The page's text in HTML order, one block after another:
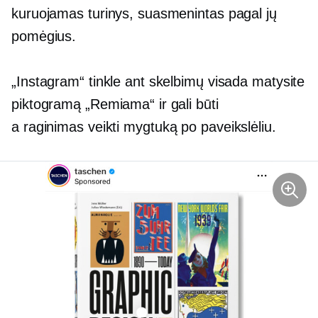
kuruojamas turinys, suasmenintas pagal jų
pomėgius.
„Instagram“ tinkle ant skelbimų visada matysite
piktogramą „Remiama“ ir gali būti
a raginimas veikti mygtuką po paveikslėliu.